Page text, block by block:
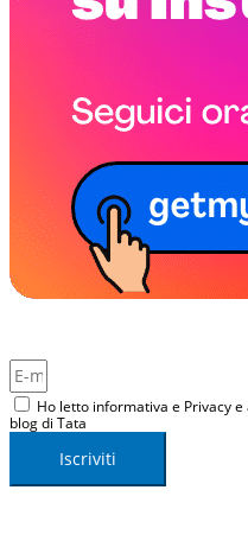
Ho letto informativa e Privacy
blog di Tata
Iscriviti